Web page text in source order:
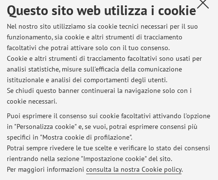
Questo sito web utilizza i cookie
Nel nostro sito utilizziamo sia cookie tecnici necessari per il suo
funzionamento, sia cookie e altri strumenti di tracciamento
facoltativi che potrai attivare solo con il tuo consenso.
Cookie e altri strumenti di tracciamento facoltativi sono usati per
analisi statistiche, misure sull'efficacia della comunicazione
istituzionale e analisi dei comportamenti degli utenti.
Se chiudi questo banner continuerai la navigazione solo con i
cookie necessari.
Puoi esprimere il consenso sui cookie facoltativi attivando l'opzione
in "Personalizza cookie" e, se vuoi, potrai esprimere consensi più
specifici in "Mostra cookie di profilazione".
Potrai sempre rivedere le tue scelte e verificare lo stato dei consensi
rientrando nella sezione "Impostazione cookie" del sito.
Per maggiori informazioni consulta la nostra Cookie policy.
SOCIOLOGIA DEI PROCESSI ECONOMICI E DEL
LAVORO
Avvisi
Al momento non sono presenti avvisi.
Accedi tramiteloginper gestire tutti i contenuti del sito.
© 2026 - ALMA MATER STUDIORUM - Università di Bologna - Via
Zamboni, 33 - 40126 Bologna - Partita IVA: 01131710376
Privacy|Note legali|Impostazioni Cookie